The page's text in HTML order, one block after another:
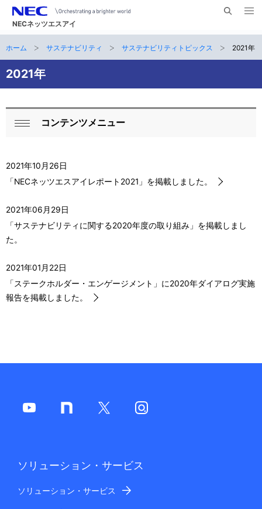
NECネッツエスアイ
ト
内
メ
を
ナ
ビ
ゲ
ー
ン
サ
イ
現
在
位
置
ホーム サステナビリティ サステナビリティトピックス 2021年
2021年
ロ
カ
ナ
ビ
ー
シ
る
コンテンツメニュー
2021年10月26日
「NECネッツエスアイレポート2021」を掲載しました。
2021年06月29日
「サステナビリティに関する2020年度の取り組み」を掲載しまし
た。
2021年01月22日
「ステークホルダー・エンゲージメント」に2020年ダイアログ実施
報告を掲載しました。
ソリューション・サービス
ソリューション・サービス